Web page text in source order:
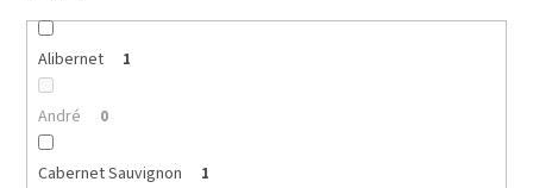
Přihlášení
Alibernet 1
André 0
Cabernet Sauvignon 1